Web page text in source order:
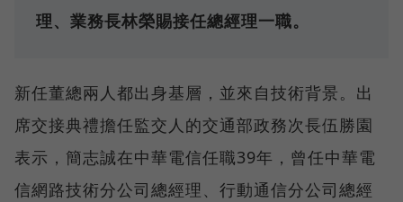
理、業務長林榮賜接任總經理一職。
新任董總兩人都出身基層，並來自技術背景。出
席交接典禮擔任監交人的交通部政務次長伍勝園
表示，簡志誠在中華電信任職39年，曾任中華電
信網路技術分公司總經理、行動通信分公司總經